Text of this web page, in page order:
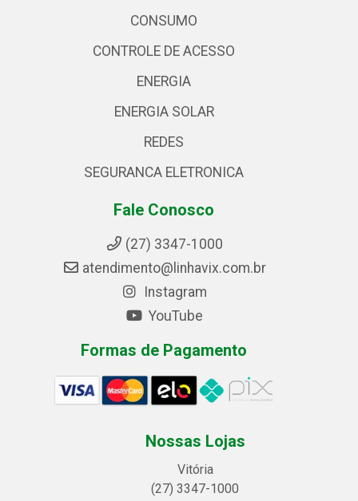
CONSUMO
CONTROLE DE ACESSO
ENERGIA
ENERGIA SOLAR
REDES
SEGURANCA ELETRONICA
Fale Conosco
(27) 3347-1000
atendimento@linhavix.com.br
Instagram
YouTube
Formas de Pagamento
Nossas Lojas
Vitória
(27) 3347-1000